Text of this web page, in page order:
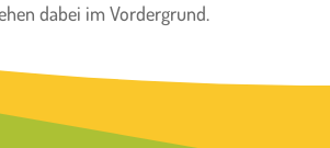
dabei im Vordergrund.